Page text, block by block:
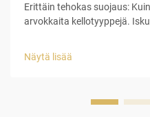
Erittäin tehokas suojaus:
arvokkaita kellotyyppejä.
erinomainen suojauskyky
Näytä lisää